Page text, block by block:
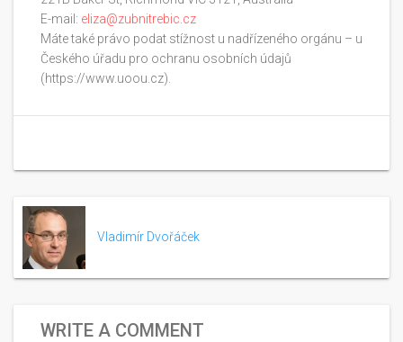
E-mail: eliza@zubnitrebic.cz
Máte také právo podat stížnost u nadřízeného orgánu – u
Českého úřadu pro ochranu osobních údajů
(https://www.uoou.cz).
Vladimír Dvořáček
WRITE A COMMENT